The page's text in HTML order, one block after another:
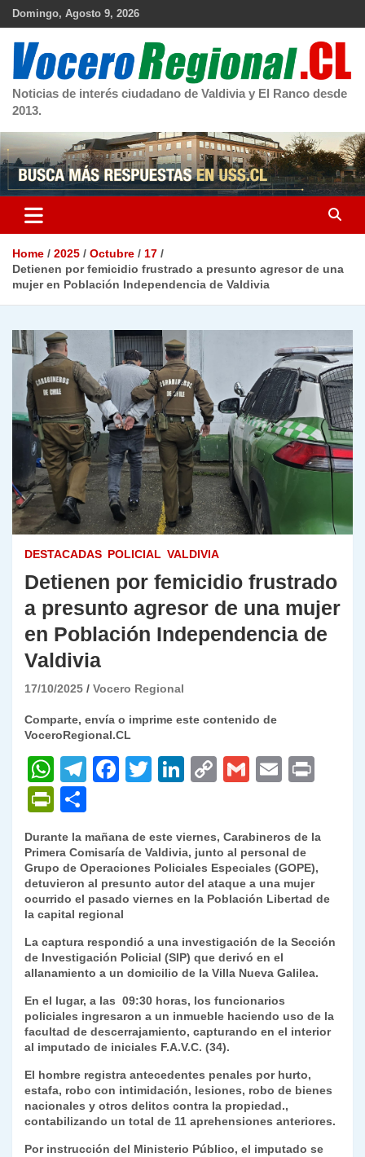
Skip
Domingo, Agosto 9, 2026
Noticias de interés ciudadano de Valdivia y El Ranco desde
2013.
Home 2025 Octubre
17
Detienen por femicidio frustrado a presunto agresor de una
mujer en Población Independencia de Valdivia
DESTACADAS POLICIAL VALDIVIA
Detienen por femicidio frustrado
a presunto agresor de una mujer
en Población Independencia de
Valdivia
17/10/2025 Vocero Regional
Comparte, envía o imprime este contenido de
VoceroRegional.CL
W
h
at
s
A
p
p
T
gr
a
m
F
e
b
o
o
k
T
er
Li
e
dI
n
C
y
Li
n
G
l
E
l
P
ri
nt
Fr
ie
dl
y
o
m
p
ar
tir
Durante la mañana de este viernes, Carabineros de la
Primera Comisaría de Valdivia, junto al personal de
Grupo de Operaciones Policiales Especiales (GOPE),
detuvieron al presunto autor del ataque a una mujer
ocurrido el pasado viernes en la Población Libertad de
la capital regional
La captura respondió a una investigación de la Sección
de Investigación Policial (SIP) que derivó en el
allanamiento a un domicilio de la Villa Nueva Galilea.
En el lugar, a las 09:30 horas, los funcionarios
policiales ingresaron a un inmueble haciendo uso de la
facultad de descerrajamiento, capturando en el interior
al imputado de iniciales F.A.V.C. (34).
El hombre registra antecedentes penales por hurto,
estafa, robo con intimidación, lesiones, robo de bienes
nacionales y otros delitos contra la propiedad.,
contabilizando un total de 11 aprehensiones anteriores.
Por instrucción del Ministerio Público, el imputado se